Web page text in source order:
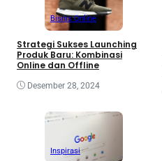
Bisnis Online
Strategi Sukses Launching
Produk Baru: Kombinasi
Online dan Offline
Desember 28, 2024
Inspirasi